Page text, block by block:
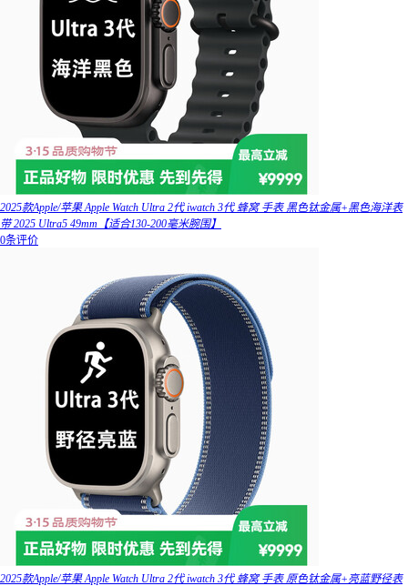
2025款Apple/苹果 Apple Watch Ultra 2代 iwatch 3代 蜂窝 手表 黑色钛金属+黑色海洋表
带 2025 Ultra5 49mm【适合130-200毫米腕围】
0条评价
2025款Apple/苹果 Apple Watch Ultra 2代 iwatch 3代 蜂窝 手表 原色钛金属+亮蓝野径表